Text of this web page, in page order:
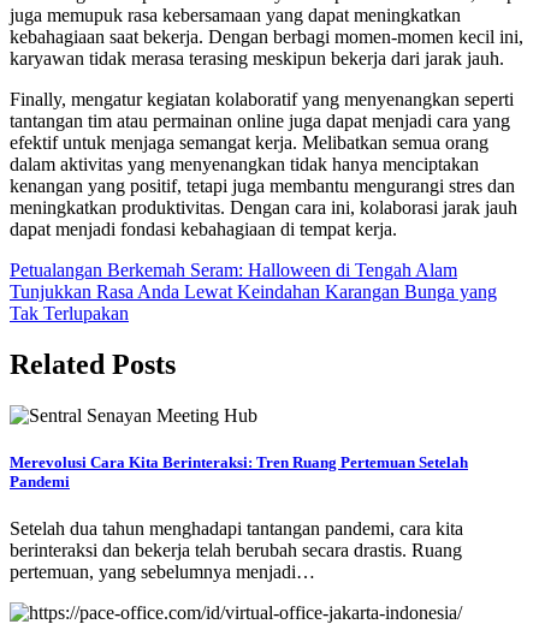
juga memupuk rasa kebersamaan yang dapat meningkatkan
kebahagiaan saat bekerja. Dengan berbagi momen-momen kecil ini,
karyawan tidak merasa terasing meskipun bekerja dari jarak jauh.
Finally, mengatur kegiatan kolaboratif yang menyenangkan seperti
tantangan tim atau permainan online juga dapat menjadi cara yang
efektif untuk menjaga semangat kerja. Melibatkan semua orang
dalam aktivitas yang menyenangkan tidak hanya menciptakan
kenangan yang positif, tetapi juga membantu mengurangi stres dan
meningkatkan produktivitas. Dengan cara ini, kolaborasi jarak jauh
dapat menjadi fondasi kebahagiaan di tempat kerja.
Post
navigation
Petualangan Berkemah Seram: Halloween di Tengah Alam
Tunjukkan Rasa Anda Lewat Keindahan Karangan Bunga yang
Tak Terlupakan
Related Posts
Merevolusi Cara Kita Berinteraksi: Tren Ruang Pertemuan Setelah
Pandemi
Setelah dua tahun menghadapi tantangan pandemi, cara kita
berinteraksi dan bekerja telah berubah secara drastis. Ruang
pertemuan, yang sebelumnya menjadi…